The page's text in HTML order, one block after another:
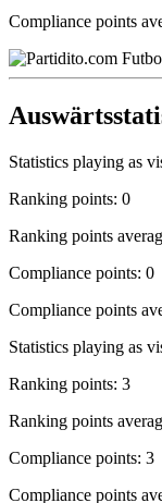
Compliance points
Statistics playing as
Ranking points: 0
Ranking points
Compliance points: 0
Compliance points
Statistics playing as
Ranking points: 3
Ranking points
Compliance points: 3
Compliance points